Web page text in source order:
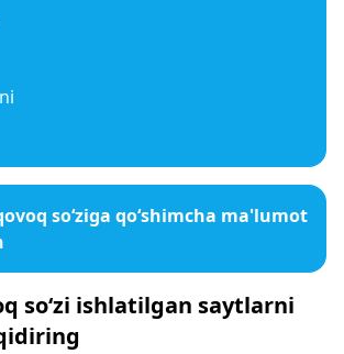
so‘ziga qo‘shimcha ma'lumot
so‘zi ishlatilgan saytlarni